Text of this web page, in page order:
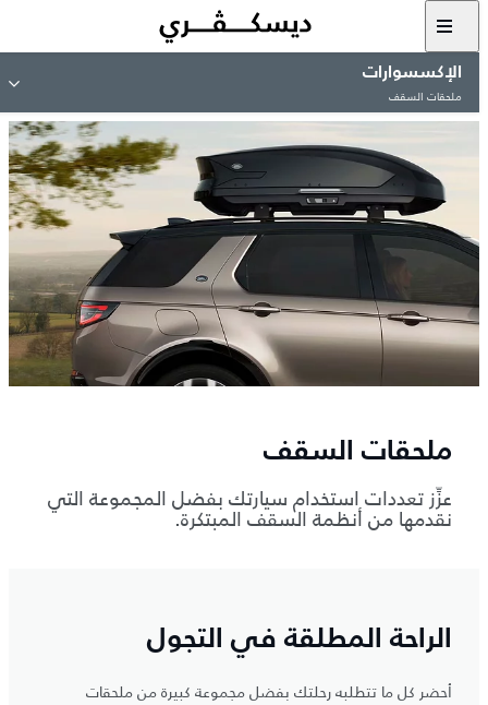
الإكسسوارات
ملحقات السقف
ملحقات السقف
عزِّز تعددات استخدام سيارتك بفضل المجموعة التي
نقدمها من أنظمة السقف المبتكرة.
الراحة المطلقة في التجول
أحضر كل ما تتطلبه رحلتك بفضل مجموعة كبيرة من ملحقات